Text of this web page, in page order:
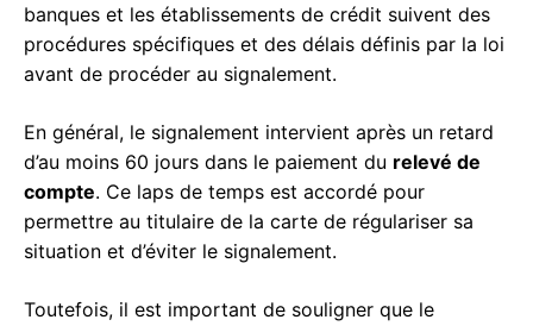
banques et les établissements de crédit suivent des
procédures spécifiques et des délais définis par la loi
avant de procéder au signalement.
En général, le signalement intervient après un retard
d’au moins 60 jours dans le paiement du relevé de
compte. Ce laps de temps est accordé pour
permettre au titulaire de la carte de régulariser sa
situation et d’éviter le signalement.
Toutefois, il est important de souligner que le